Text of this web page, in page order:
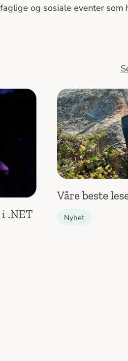
og sosiale eventer som
.NET
Våre beste
Nyhet